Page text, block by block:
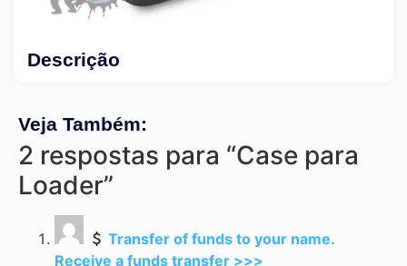
Descrição
Veja Também:
2 respostas para “Case para
Loader”
Transfer of funds to your name.
Receive a funds transfer >>>